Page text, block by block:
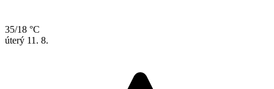
35/18 °C
úterý 11. 8.